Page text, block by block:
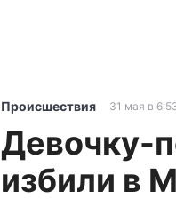
Происшествия 31 мая в
Девочку-
избили в